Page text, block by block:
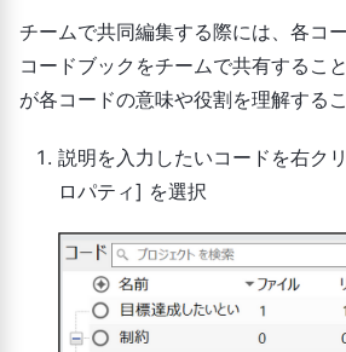
チームで共同編集する際には、各コ
コードブックをチームで共有するこ
が各コードの意味や役割を理解する
説明を入力したいコードを右ク
ロパティ] を選択